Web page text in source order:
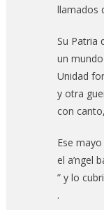
llamados
Su Patria
un
Unidad
y otra
con
Ese mayo
el a’ngel
” y lo
.